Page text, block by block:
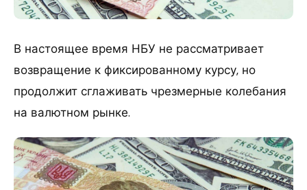
В настоящее время НБУ не рассматривает
возвращение к фиксированному курсу, но
продолжит сглаживать чрезмерные колебания
на валютном рынке.